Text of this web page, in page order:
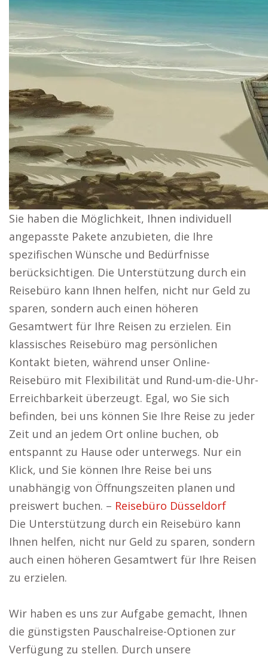
Sie haben die Möglichkeit, Ihnen individuell
angepasste Pakete anzubieten, die Ihre
spezifischen Wünsche und Bedürfnisse
berücksichtigen. Die Unterstützung durch ein
Reisebüro kann Ihnen helfen, nicht nur Geld zu
sparen, sondern auch einen höheren
Gesamtwert für Ihre Reisen zu erzielen. Ein
klassisches Reisebüro mag persönlichen
Kontakt bieten, während unser Online-
Reisebüro mit Flexibilität und Rund-um-die-Uhr-
Erreichbarkeit überzeugt. Egal, wo Sie sich
befinden, bei uns können Sie Ihre Reise zu jeder
Zeit und an jedem Ort online buchen, ob
entspannt zu Hause oder unterwegs. Nur ein
Klick, und Sie können Ihre Reise bei uns
unabhängig von Öffnungszeiten planen und
preiswert buchen. – Reisebüro Düsseldorf
Die Unterstützung durch ein Reisebüro kann
Ihnen helfen, nicht nur Geld zu sparen, sondern
auch einen höheren Gesamtwert für Ihre Reisen
zu erzielen.
Wir haben es uns zur Aufgabe gemacht, Ihnen
die günstigsten Pauschalreise-Optionen zur
Verfügung zu stellen. Durch unsere